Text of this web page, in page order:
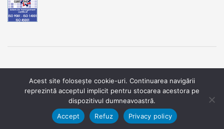
©2025 Administrația Națională Apele Române ©foto:
www.dragosasaftei.ro
Termeni şi condiţii/Confidentialitate/Cookies
Acest site folosește cookie-uri. Continuarea navigării
reprezintă acceptul implicit pentru stocarea acestora pe
dispozitivul dumneavoastră.
Accept
Refuz Privacy policy